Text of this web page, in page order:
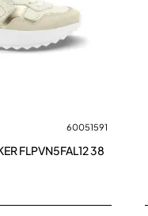
60051591
FLPVN5FAL12 38